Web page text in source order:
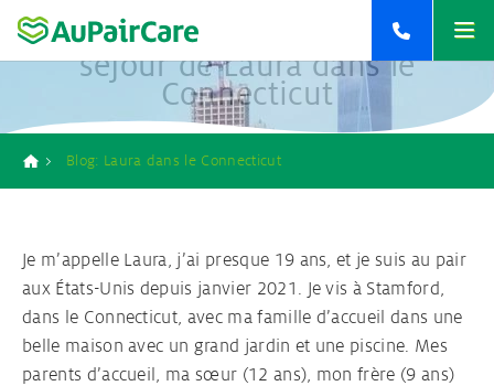
Home
+33 9 77 19 71 71
Au Pair aux Etats-Unis
Au pair Nouvelle-Zélande 1
retour
retour
retour
Responsabilités d’un Au pair
Procédure de placement Au pair
Famille d’Accueil & Matching
Contact
Brochure Au pair
Des défis aux sourires : le
séjour de Laura dans le
Connecticut
Breadcrumb
Blog: Laura dans le Connecticut
Je m’appelle Laura, j’ai presque 19 ans, et je suis au pair
aux États-Unis depuis janvier 2021. Je vis à Stamford,
dans le Connecticut, avec ma famille d’accueil dans une
belle maison avec un grand jardin et une piscine. Mes
parents d’accueil, ma sœur (12 ans), mon frère (9 ans)